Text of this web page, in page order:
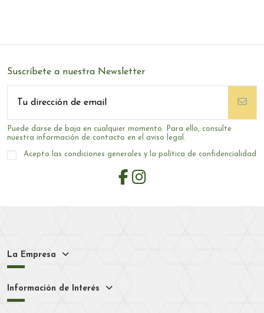
Suscríbete a nuestra Newsletter
Puede darse de baja en cualquier momento. Para ello, consulte
nuestra información de contacto en el aviso legal.
Acepto las condiciones generales y la política de confidencialidad
La Empresa
Información de Interés